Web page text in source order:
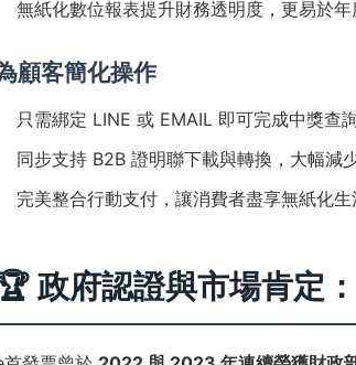
無紙化數位報表提升財務透明度，更易於年
顧客簡化操作
只需綁定 LINE 或 EMAIL 即可完成中獎查
同步支持 B2B 證明聯下載與轉換，大幅減
完美整合行動支付，讓消費者盡享無紙化生
政府認證與市場肯定